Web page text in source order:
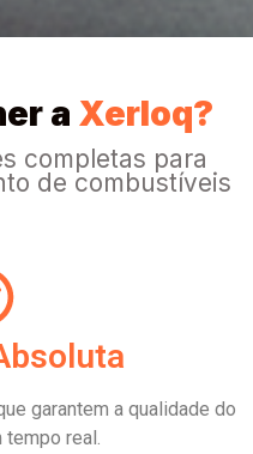
a Xerloq?
completas para
de combustíveis
garantem a qualidade do
real.